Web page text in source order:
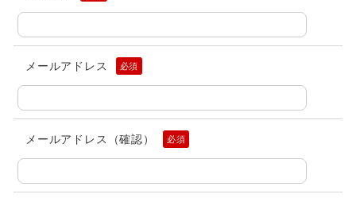
メールアドレス 必須
メールアドレス（確認） 必須